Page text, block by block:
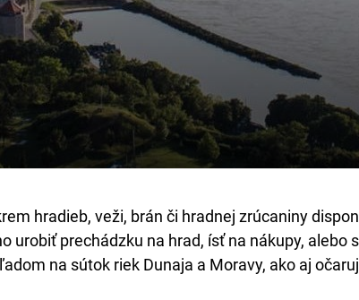
hradieb, veži, brán či hradnej zrúcaniny
prechádzku na hrad, ísť na nákupy,
na sútok riek Dunaja a Moravy, ako aj